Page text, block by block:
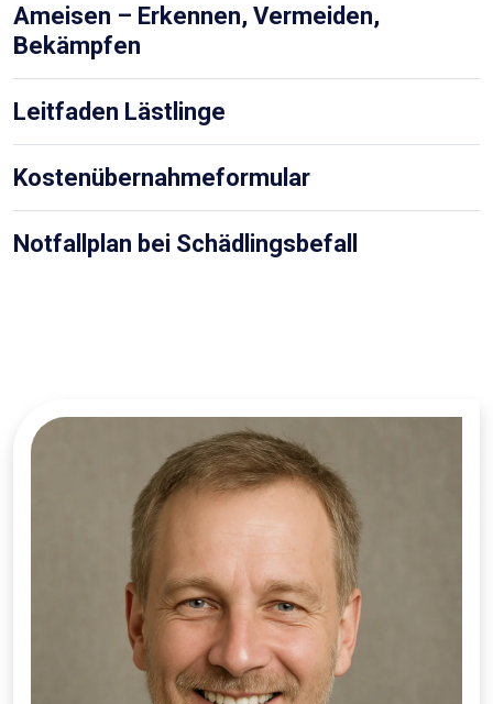
Ameisen – Erkennen, Vermeiden,
Bekämpfen
Leitfaden Lästlinge
Kostenübernahmeformular
Notfallplan bei Schädlingsbefall